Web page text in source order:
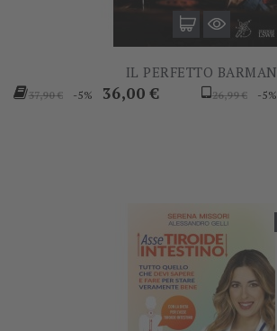
IL PERFETTO BARMAN
Prezzo
37,90 € -5% Prezzo
36,00 €
Prezzo
26,99 € -5%